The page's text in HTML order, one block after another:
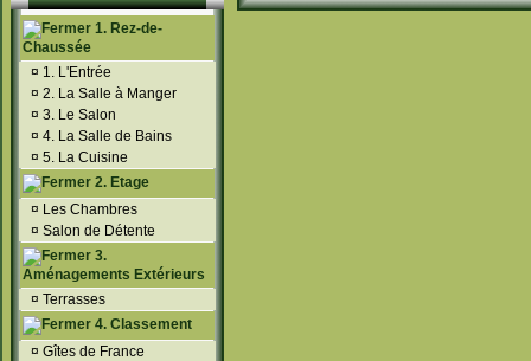
1. Rez-de-
Chaussée
¤ 1. L'Entrée
¤ 2. La Salle à Manger
¤ 3. Le Salon
¤ 4. La Salle de Bains
¤ 5. La Cuisine
2. Etage
¤ Les Chambres
¤ Salon de Détente
3.
Aménagements Extérieurs
¤ Terrasses
4. Classement
¤ Gîtes de France